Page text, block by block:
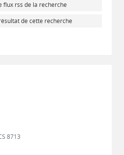
flux rss de la recherche
de cette recherche
8713